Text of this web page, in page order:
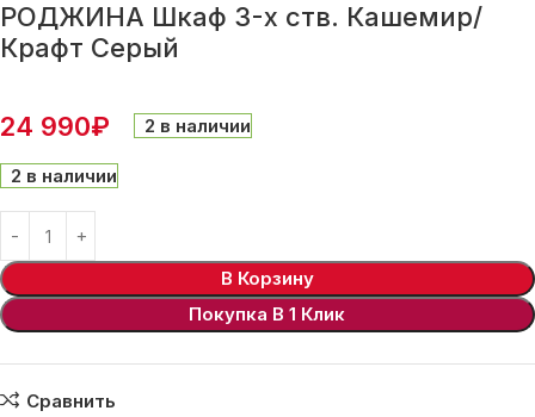
РОДЖИНА Шкаф 3-х ств. Кашемир/
Крафт Серый
24 990₽ 2 в наличии
2 в наличии
В Корзину
Покупка В 1 Клик
Сравнить